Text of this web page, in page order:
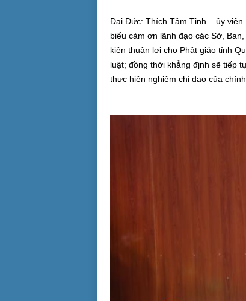
Đại Đức: Thích Tâm Tịnh – ủy viên
biểu cảm ơn lãnh đạo các Sở,
kiện thuận lợi cho Phật giáo tỉnh
luật; đồng thời khẳng định sẽ tiếp
thực hiện nghiêm chỉ đạo của